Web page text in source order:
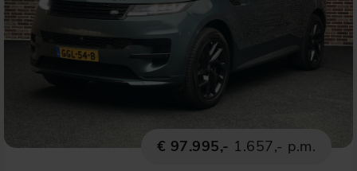
€ 97.995,- 1.657,- p.m.